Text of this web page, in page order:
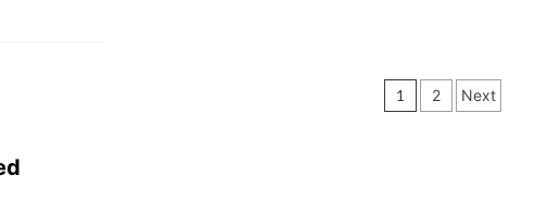
Paginasi
1 2 Next